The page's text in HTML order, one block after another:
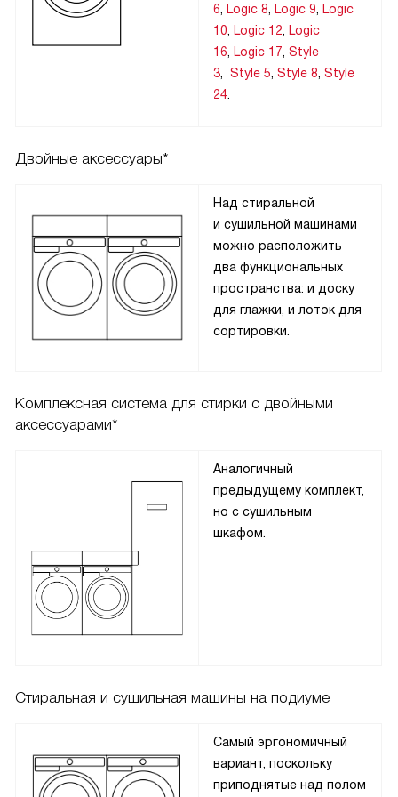
6 Logic 8 Logic 9
Logic
10
Logic 12
Logic
16
Logic 17 Style
3
Style 5 Style 8 Style
24
Двойные аксессуары*
Над стиральной
и сушильной машинами
можно расположить
два функциональных
пространства: и доску
для глажки, и лоток для
сортировки.
Комплексная система для стирки с двойными
аксессуарами*
Аналогичный
предыдущему комплект,
но с сушильным
шкафом.
Стиральная и сушильная машины на подиуме
Самый эргономичный
вариант, поскольку
приподнятые над полом